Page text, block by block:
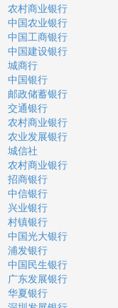
农村商业银行
中国农业银行
中国工商银行
中国建设银行
城商行
中国银行
邮政储蓄银行
交通银行
农村商业银行
农业发展银行
城信社
农村商业银行
招商银行
中信银行
兴业银行
村镇银行
中国光大银行
浦发银行
中国民生银行
广东发展银行
华夏银行